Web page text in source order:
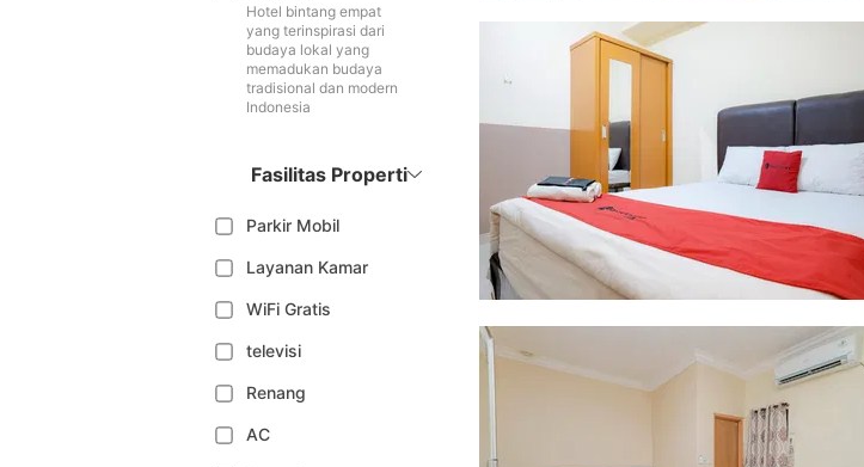
Hotel bintang empat
yang terinspirasi dari
budaya lokal yang
memadukan budaya
tradisional dan modern
Indonesia
Fasilitas Properti
Parkir Mobil
Layanan Kamar
WiFi Gratis
televisi
Renang
AC